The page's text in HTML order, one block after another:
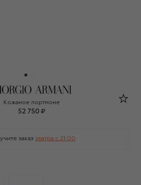
Giorgio Armani
Кожаное портмоне
52 750 ₽
заказ завтра c 21:00